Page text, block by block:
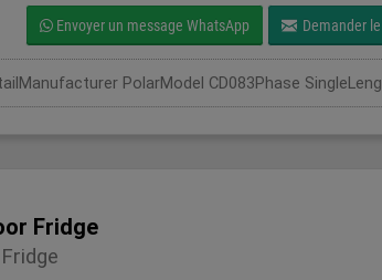
Envoyer un message WhatsApp Demander
Fridge